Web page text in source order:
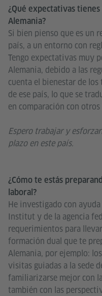
¿Qué expectativas
Alemania?
Si bien pienso que es un
país, a un entorno con
Tengo expectativas muy
Alemania, debido a las
cuenta el bienestar de
de ese país, lo que se
en comparación con
Espero trabajar y
plazo en este país.
¿Cómo te estás
laboral?
He investigado con
Institut y de la agencia
requerimientos para
formación dual que te
Alemania, por ejemplo:
visitas guiadas a la sede
familiarizarse mejor con
también con las